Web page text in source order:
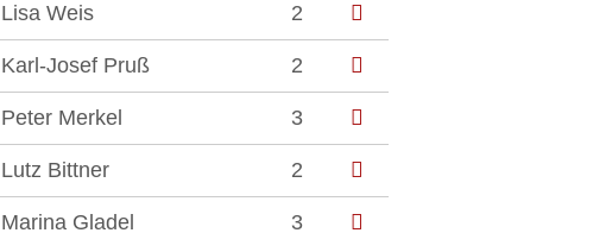
Lisa Weis 2
Karl-Josef Pruß 2
Peter Merkel 3
Lutz Bittner 2
Marina Gladel 3